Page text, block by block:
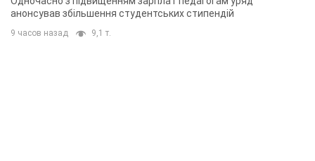
анонсував збільшення студентських стипендій
9 часов назад 9,1 т.